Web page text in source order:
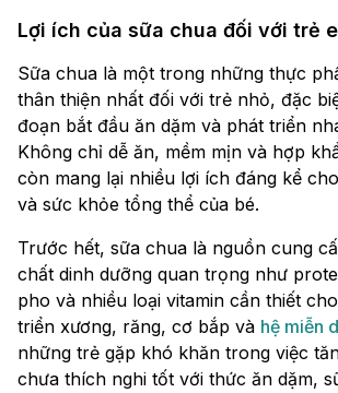
Lợi ích của sữa chua đối với trẻ
Sữa chua là một trong những thực
thân thiện nhất đối với trẻ nhỏ, đặc
đoạn bắt đầu ăn dặm và phát triển
Không chỉ dễ ăn, mềm mịn và hợp
còn mang lại nhiều lợi ích đáng kể
và sức khỏe tổng thể của bé.
Trước hết, sữa chua là nguồn cung
chất dinh dưỡng quan trọng như
pho và nhiều loại vitamin cần thiết
triển xương, răng, cơ bắp và hệ miễn
những trẻ gặp khó khăn trong việc
chưa thích nghi tốt với thức ăn dặm,